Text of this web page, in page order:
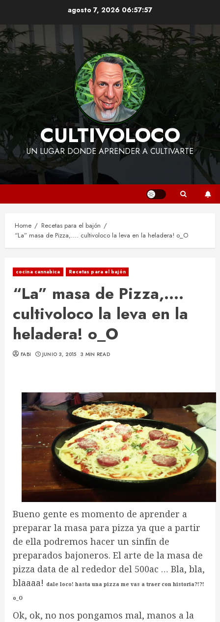
content
agosto 7, 2026 06:57:58
CULTIVOLOCO
UN LUGAR DONDE APRENDER A CULTIVARTE
Home
Recetas para el bajón
“La” masa de Pizza,…. cultivoloco la leva en la heladera! o_O
cocina cannabica Recetas para el bajón
“La” masa de Pizza,….
cultivoloco la leva en la
heladera! o_O
FABI JUNIO 3, 2015 3 MIN READ
Bueno gente es momento de aprender a
preparar la masa para pizza ya que a partir
de ella podremos hacer un sinfín de
preparados bajoneros. El arte de la masa de
pizza data de al rededor del 500ac … Bla, bla,
blaaaa! dale loco! hasta una pizza me vas a traer con historia?!?!
o_O
Ok, ok, no nos pongamos mal, manos a la